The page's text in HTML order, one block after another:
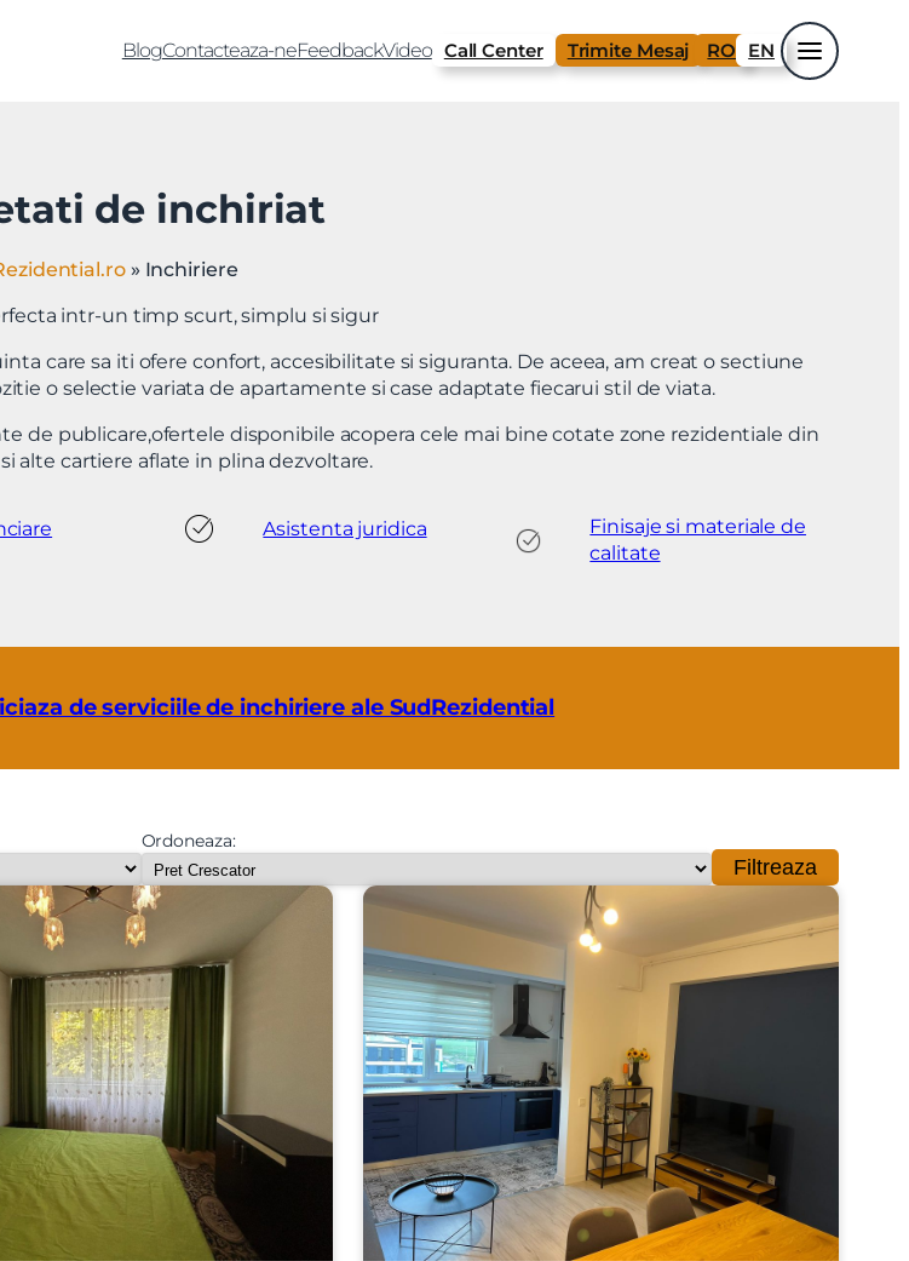
BlogContacteaza-neFeedbackVideo Call Center Trimite Mesaj RO EN
de inchiriat
» Inchiriere
intr-un timp scurt, simplu si sigur
care sa iti ofere confort, accesibilitate si siguranta. De aceea, am creat o sectiune
o selectie variata de apartamente si case adaptate fiecarui stil de viata.
de publicare,ofertele disponibile acopera cele mai bine cotate zone rezidentiale din
alte cartiere aflate in plina dezvoltare.
Asistenta juridica
Finisaje si materiale de
calitate
de serviciile de inchiriere ale SudRezidential
Ordoneaza:
Filtreaza